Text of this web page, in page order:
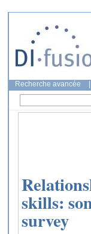
Recherche avancée
skills:
survey